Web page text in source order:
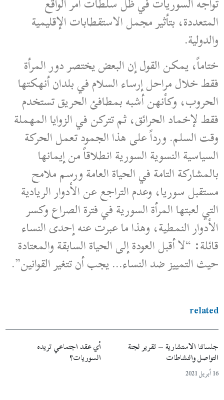
المتعددة، بتأثير مجمل الاستقطابات الإقليمية
والدولية.
ختاماً، يمكن القول إن البعض يختصر دور المرأة
فقط خلال مراحل إرساء السلام في بلدان أنهكتها
الحروب، وكأنهن أشبه بمطافئ الحريق تستخدم
فقط لإخماد الحرائق، ثم تتركن في الزوايا المهملة
وقت السلم. ورداً على هذا الجمود تعمل الحركة
السياسية النسوية السورية انطلاقاً من إيمانها
بالمشاركة التامة في الحياة العامة ورسم ملامح
مستقبل سوريا، وعدم التراجع عن الأدوار الريادية
التي لعبتها المرأة السورية في فترة الصراع وكسر
الأدوار النمطية، وهذا ما عبرت عنه إحدى النساء
قائلة: “لا أقبل العودة إلى الحياة السابقة والمعتادة
حيث التمييز ضد النساء… يجب أن تتغير القوانين”.
related
جلساتنا الاستشارية – تقرير لجنة
التواصل والنشاطات
16 أبريل 2021
أي عقد اجتماعي تريده
السوريات؟